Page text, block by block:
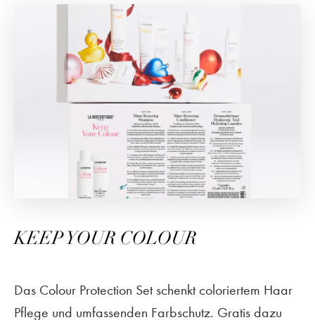
KEEP YOUR COLOUR
Das Colour Protection Set schenkt coloriertem Haar
Pflege und umfassenden Farbschutz. Gratis dazu